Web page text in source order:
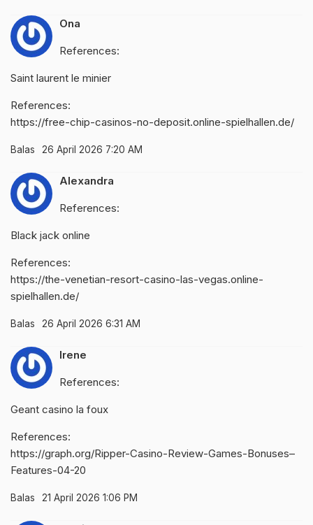
Ona
References:
Saint laurent le minier
References:
https://free-chip-casinos-no-deposit.online-spielhallen.de/
Balas 26 April 2026 7:20 AM
Alexandra
References:
Black jack online
References:
https://the-venetian-resort-casino-las-vegas.online-
spielhallen.de/
Balas 26 April 2026 6:31 AM
Irene
References:
Geant casino la foux
References:
https://graph.org/Ripper-Casino-Review-Games-Bonuses–
Features-04-20
Balas 21 April 2026 1:06 PM